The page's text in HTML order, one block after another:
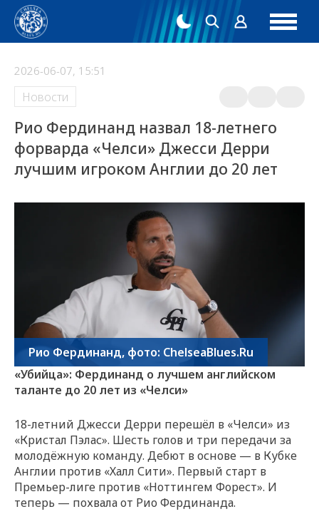
2026-06-07, 15:51
Новости
Рио Фердинанд назвал 18-летнего
форварда «Челси» Джесси Дерри
лучшим игроком Англии до 20 лет
Рио Фердинанд, фото: ChelseaBlues.Ru
«Убийца»: Фердинанд о лучшем английском
таланте до 20 лет из «Челси»
18-летний Джесси Дерри перешёл в «Челси» из
«Кристал Пэлас». Шесть голов и три передачи за
молодёжную команду. Дебют в основе — в Кубке
Англии против «Халл Сити». Первый старт в
Премьер-лиге против «Ноттингем Форест». И
теперь — похвала от Рио Фердинанда.